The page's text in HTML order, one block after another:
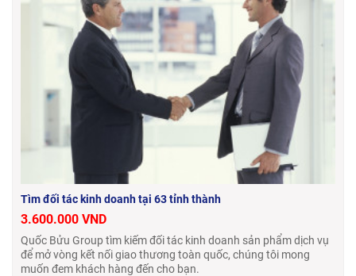
Tìm đối tác kinh doanh tại 63 tỉnh thành
3.600.000 VND
Quốc Bửu Group tìm kiếm đối tác kinh doanh sản phẩm dịch vụ
để mở vòng kết nối giao thương toàn quốc, chúng tôi mong
muốn đem khách hàng đến cho bạn.